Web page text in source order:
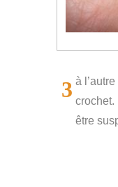
3 à
crochet.
être